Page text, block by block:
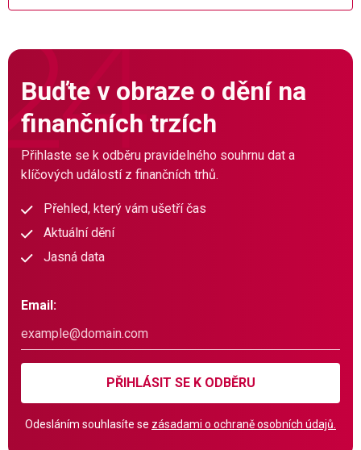
Buďte v obraze o dění na
finančních trzích
Přihlaste se k odběru pravidelného souhrnu dat a
klíčových událostí z finančních trhů.
Přehled, který vám ušetří čas
Aktuální dění
Jasná data
Email:
PŘIHLÁSIT SE K ODBĚRU
Odesláním souhlasíte se zásadami o ochraně osobních údajů.